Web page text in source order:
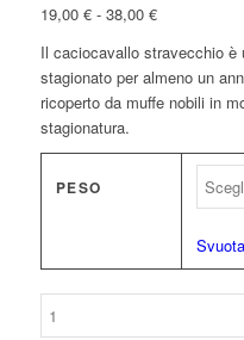
19,00 € - 38,00 €Fascia
prezzo:
da
19,00 €
38,00 €
Il caciocavallo stravecchio è
stagionato per almeno un
ricoperto da muffe nobili in
stagionatura.
PESO
Svuota